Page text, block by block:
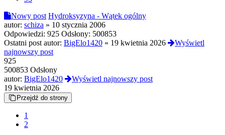
Nowy post Hydroksyzyna - Wątek ogólny
autor: schiza » 10 stycznia 2006
Odpowiedzi: 925 Odsłony: 500853
Ostatni post autor: BigElo1420 « 19 kwietnia 2026
Wyświetl
najnowszy post
925
500853 Odsłony
autor: BigElo1420
Wyświetl najnowszy post
19 kwietnia 2026
Przejdź do strony
1
2